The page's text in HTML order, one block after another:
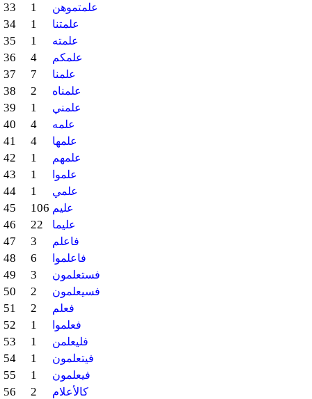
33 1 علمتموهن
34 1 علمتنا
35 1 علمته
36 4 علمكم
37 7 علمنا
38 2 علمناه
39 1 علمني
40 4 علمه
41 4 علمها
42 1 علمهم
43 1 علموا
44 1 علمي
45 106 عليم
46 22 عليما
47 3 فاعلم
48 6 فاعلموا
49 3 فستعلمون
50 2 فسيعلمون
51 2 فعلم
52 1 فعلموا
53 1 فليعلمن
54 1 فيتعلمون
55 1 فيعلمون
56 2 كالأعلام